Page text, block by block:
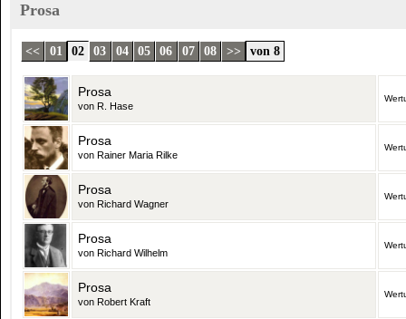
Prosa
<< 01 02 03 04 05 06 07 08 >> von 8
Prosa
von R. Hase
Prosa
von Rainer Maria Rilke
Prosa
von Richard Wagner
Prosa
von Richard Wilhelm
Prosa
von Robert Kraft